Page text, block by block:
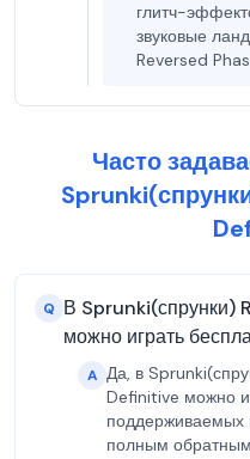
глитч-
звуковые
Reversed
Часто
Q В Sprunki(спрунки)
можно играть
A Да, в
Definitive можно
поддерживаемых
полным